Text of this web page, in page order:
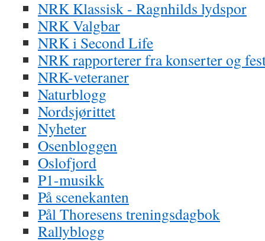
NRK Klassisk - Ragnhilds lydspor
NRK Valgbar
NRK i Second Life
NRK rapporterer fra konserter og
NRK-veteraner
Naturblogg
Nordsjørittet
Nyheter
Osenbloggen
Oslofjord
P1-musikk
På scenekanten
Pål Thoresens treningsdagbok
Rallyblogg